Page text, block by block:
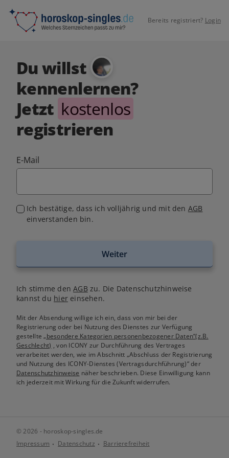
Bereits registriert? Login
Du willst
kennenlernen?
Jetzt kostenlos
registrieren
E-Mail
Ich bestätige, dass ich volljährig und mit den AGB
einverstanden bin.
Weiter
Ich stimme denAGB zu. Die Datenschutzhinweise
kannst du hiereinsehen.
Mit der Absendung willige ich ein, dass von mir bei der
Registrierung oder bei Nutzung des Dienstes zur Verfügung
gestellte„besondere Kategorien personenbezogener Daten“(z.B.
Geschlecht) , von ICONY zur Durchführung des Vertrages
verarbeitet werden, wie im Abschnitt „Abschluss der Registrierung
und Nutzung des ICONY-Dienstes (Vertragsdurchführung)“ der
Datenschutzhinweise näher beschrieben. Diese Einwilligung kann
ich jederzeit mit Wirkung für die Zukunft widerrufen.
© 2026 - horoskop-singles.de
Impressum
Datenschutz Barrierefreiheit